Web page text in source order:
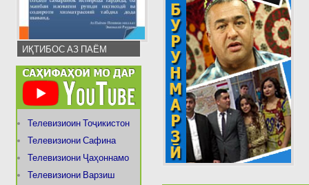
ИҚТИБОС АЗ ПАЁМ
Телевизиоин Тоҷикистон
Телевизиони Сафина
Телевизиони Ҷаҳоннамо
Телевизиони Варзиш